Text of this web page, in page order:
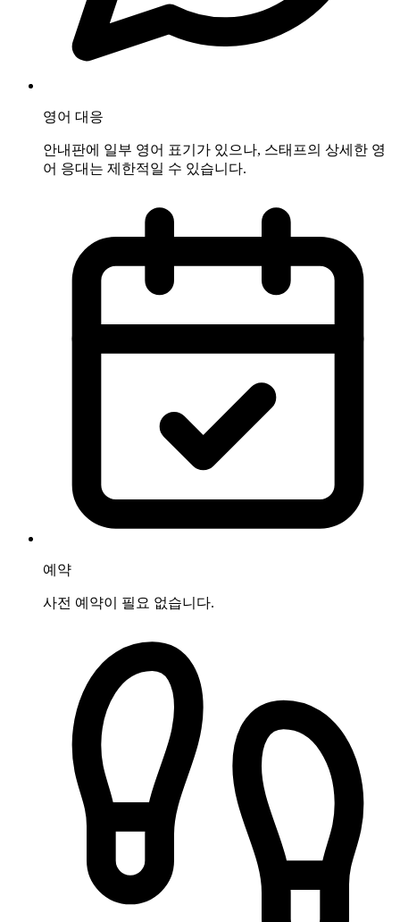
영어 대응
안내판에 일부 영어 표기가 있으나, 스태프의 상세한 영
어 응대는 제한적일 수 있습니다.
예약
사전 예약이 필요 없습니다.